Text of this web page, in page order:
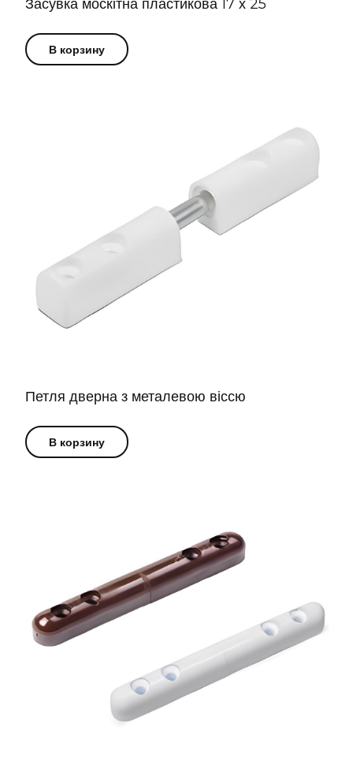
Засувка москітна пластикова 17 х 25
В корзину
Петля дверна з металевою віссю
В корзину